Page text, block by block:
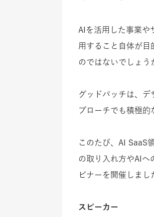
AIを活用した事業や
用すること自体が
のではないでしょう
グッドパッチは、
プローチでも積極的
このたび、AI SaaS
の取り入れ方やAIへ
ビナーを開催しまし
スピーカー